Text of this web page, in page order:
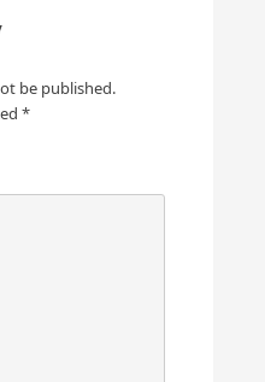
be published.
*